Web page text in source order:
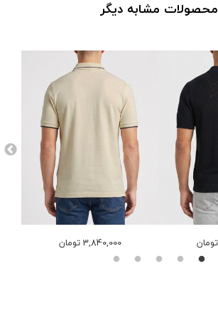
محصولات مشابه دیگر
3,840,000 تومان